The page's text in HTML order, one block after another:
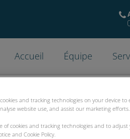
Accueil Équipe
and tracking technologies on your device to
website use, and assist our marketing efforts.
of cookies and tracking technologies and to adjust
and Cookie Policy.